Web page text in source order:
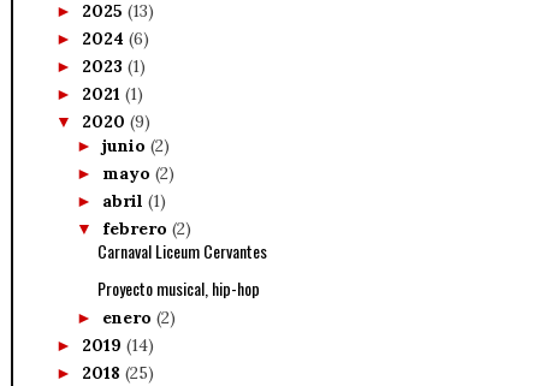
► 2025 (13)
► 2024 (6)
► 2023 (1)
► 2021 (1)
▼ 2020 (9)
► junio (2)
► mayo (2)
► abril (1)
▼ febrero (2)
Carnaval Liceum Cervantes
Proyecto musical, hip-hop
► enero (2)
► 2019 (14)
► 2018 (25)